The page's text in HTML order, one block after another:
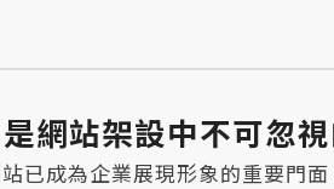
網站架設中不可忽視
已成為企業展現形象的重要門